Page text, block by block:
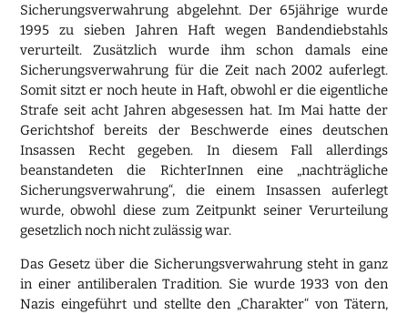
Sicherungsverwahrung abgelehnt. Der 65jährige wurde
1995 zu sieben Jahren Haft wegen Bandendiebstahls
verurteilt. Zusätzlich wurde ihm schon damals eine
Sicherungsverwahrung für die Zeit nach 2002 auferlegt.
Somit sitzt er noch heute in Haft, obwohl er die eigentliche
Strafe seit acht Jahren abgesessen hat. Im Mai hatte der
Gerichtshof bereits der Beschwerde eines deutschen
Insassen Recht gegeben. In diesem Fall allerdings
beanstandeten die RichterInnen eine „nachträgliche
Sicherungsverwahrung“, die einem Insassen auferlegt
wurde, obwohl diese zum Zeitpunkt seiner Verurteilung
gesetzlich noch nicht zulässig war.
Das Gesetz über die Sicherungsverwahrung steht in ganz
in einer antiliberalen Tradition. Sie wurde 1933 von den
Nazis eingeführt und stellte den „Charakter“ von Tätern,